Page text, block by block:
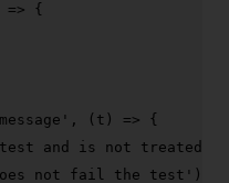
=> {
, ( t ) => {
and is not treated
not fail the test' );